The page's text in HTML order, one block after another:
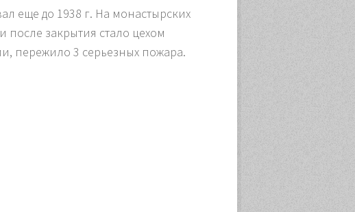
еще до 1938 г. На монастырских
закрытия стало цехом
пережило 3 серьезных пожара.